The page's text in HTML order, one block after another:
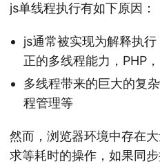
js单线程执行有如下原因：
js通常被实现为解释执
正的多线程能力，PHP
多线程带来的巨大的复
程管理等
然而，浏览器环境中存在
求等耗时的操作，如果同